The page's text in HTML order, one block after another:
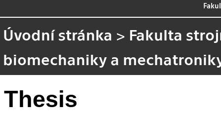
Úvodní stránka > Fakulta
biomechaniky a
Thesis